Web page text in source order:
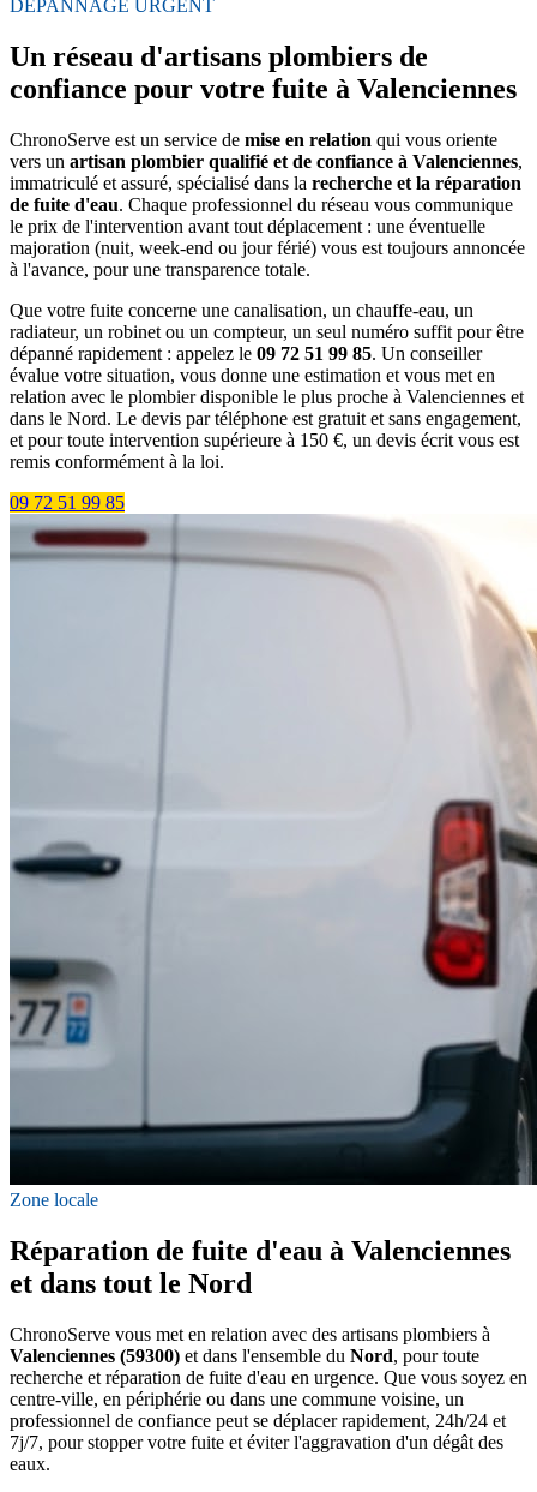
DÉPANNAGE URGENT
Un réseau d'artisans plombiers de
confiance pour votre fuite à Valenciennes
ChronoServe est un service de mise en relation qui vous oriente
vers un artisan plombier qualifié et de confiance à Valenciennes,
immatriculé et assuré, spécialisé dans la recherche et la réparation
de fuite d'eau. Chaque professionnel du réseau vous communique
le prix de l'intervention avant tout déplacement : une éventuelle
majoration (nuit, week-end ou jour férié) vous est toujours annoncée
à l'avance, pour une transparence totale.
Que votre fuite concerne une canalisation, un chauffe-eau, un
radiateur, un robinet ou un compteur, un seul numéro suffit pour être
dépanné rapidement : appelez le 09 72 51 99 85. Un conseiller
évalue votre situation, vous donne une estimation et vous met en
relation avec le plombier disponible le plus proche à Valenciennes et
dans le Nord. Le devis par téléphone est gratuit et sans engagement,
et pour toute intervention supérieure à 150 €, un devis écrit vous est
remis conformément à la loi.
09 72 51 99 85
Zone locale
Réparation de fuite d'eau à Valenciennes
et dans tout le Nord
ChronoServe vous met en relation avec des artisans plombiers à
Valenciennes (59300) et dans l'ensemble du Nord, pour toute
recherche et réparation de fuite d'eau en urgence. Que vous soyez en
centre-ville, en périphérie ou dans une commune voisine, un
professionnel de confiance peut se déplacer rapidement, 24h/24 et
7j/7, pour stopper votre fuite et éviter l'aggravation d'un dégât des
eaux.